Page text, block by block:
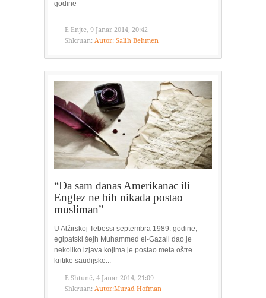
godine
E Enjte, 9 Janar 2014, 20:42
Shkruan: Autor: Salih Behmen
“Da sam danas Amerikanac ili
Englez ne bih nikada postao
musliman”
U Alžirskoj Tebessi septembra 1989. godine,
egipatski šejh Muhammed el-Gazali dao je
nekoliko izjava kojima je postao meta oštre
kritike saudijske...
E Shtunë, 4 Janar 2014, 21:09
Shkruan: Autor:Murad Hofman